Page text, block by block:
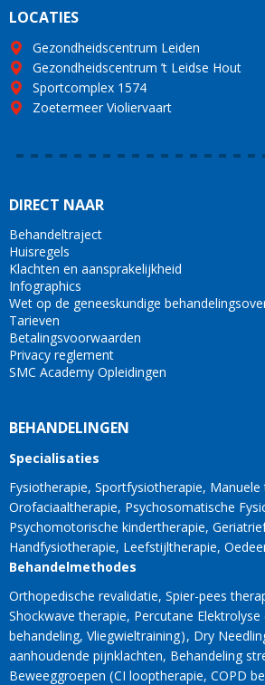
LOCATIES
Gezondheidscentrum Leiden
Gezondheidscentrum ’t Leidse Hout
Sportcomplex 1574
Zoetermeer Violiervaart
DIRECT NAAR
Behandeltraject
Huisregels
Klachten en aansprakelijkheid
Infographics
Wet op de geneeskundige
Tarieven
Betalingsvoorwaarden
Privacy reglement
SMC Academy Opleidingen
BEHANDELINGEN
Specialisaties
Fysiotherapie Sportfysiotherapie Manuele
Orofaciaaltherapie Psychosomatische
Psychomotorische kindertherapie
Handfysiotherapie Leefstijltherapie
Behandelmethodes
Orthopedische revalidatie Spier-pees
Shockwave therapie Percutane Elektrolyse
behandeling Vliegwieltraining Dry
aanhoudende pijnklachten Behandeling
Beweeggroepen CI looptherapie COPD